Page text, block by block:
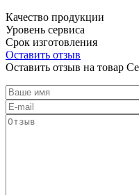
Качество продукции
Уровень сервиса
Срок изготовления
Оставить отзыв
Оставить отзыв на товар